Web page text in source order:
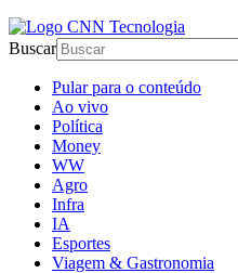
Buscar
Pular para o conteúdo
Ao vivo
Política
Money
WW
Agro
Infra
IA
Esportes
Viagem & Gastronomia